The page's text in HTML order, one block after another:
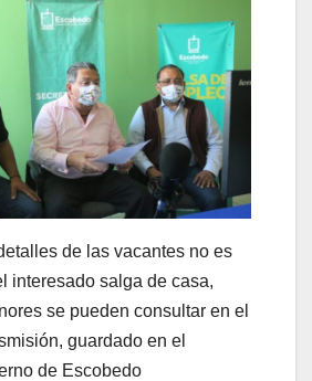
de las vacantes no es
interesado salga de casa,
se pueden consultar en el
guardado en el
de Escobedo